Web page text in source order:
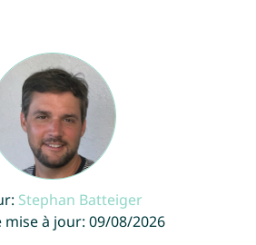
Stephan Batteiger
mise à jour: 09/08/2026